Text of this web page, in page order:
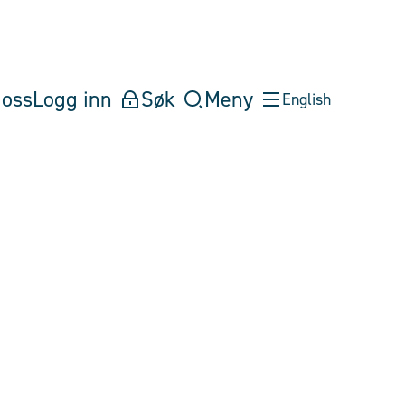
Logg inn Søk Meny English